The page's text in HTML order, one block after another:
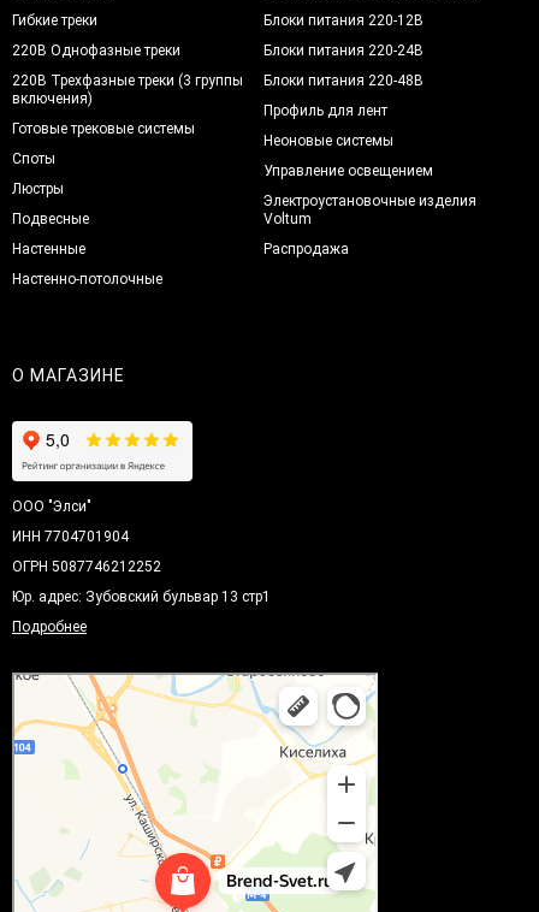
Гибкие треки
220В Однофазные треки
220В Трехфазные треки (3 группы
включения)
Готовые трековые системы
Споты
Люстры
Подвесные
Настенные
Настенно-потолочные
Блоки питания 220-12В
Блоки питания 220-24В
Блоки питания 220-48В
Профиль для лент
Неоновые системы
Управление освещением
Электроустановочные изделия
Voltum
Распродажа
О МАГАЗИНЕ
ООО "Элси"
ИНН 7704701904
ОГРН 5087746212252
Юр. адрес: Зубовский бульвар 13 стр1
Подробнее